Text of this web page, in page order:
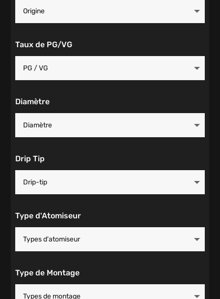
Taux de PG/VG
Diamètre
Drip Tip
Type d'Atomiseur
Type de Montage